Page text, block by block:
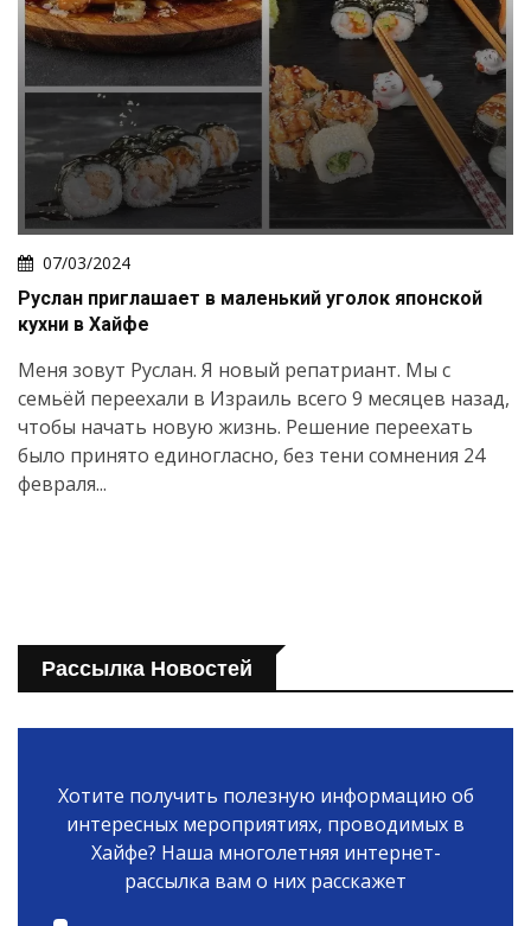
07/03/2024
Руслан приглашает в маленький уголок японской
кухни в Хайфе
Меня зовут Руслан. Я новый репатриант. Мы с
семьёй переехали в Израиль всего 9 месяцев назад,
чтобы начать новую жизнь. Решение переехать
было принято единогласно, без тени сомнения 24
февраля...
Рассылка Новостей
Хотите получить полезную информацию об
интересных мероприятиях, проводимых в
Хайфе? Наша многолетняя интернет-
рассылка вам о них расскажет